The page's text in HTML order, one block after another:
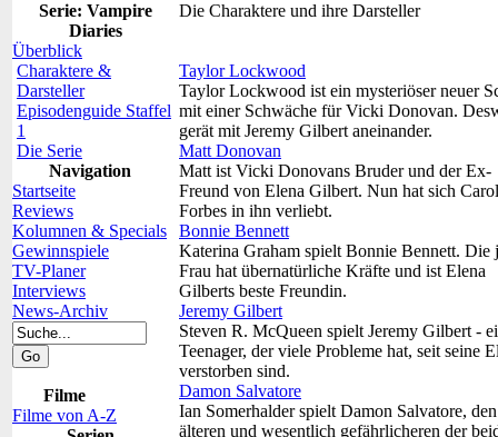
Serie: Vampire
Diaries
Überblick
Charaktere &
Darsteller
Episodenguide Staffel
1
Die Serie
Navigation
Startseite
Reviews
Kolumnen & Specials
Gewinnspiele
TV-Planer
Interviews
News-Archiv
Filme
Filme von A-Z
Die Charaktere und ihre Darsteller
Taylor Lockwood
Taylor Lockwood ist ein mysteriöser neuer
mit einer Schwäche für Vicki Donovan.
gerät mit Jeremy Gilbert aneinander.
Matt Donovan
Matt ist Vicki Donovans Bruder und der Ex-
Freund von Elena Gilbert. Nun hat sich
Forbes in ihn verliebt.
Bonnie Bennett
Katerina Graham spielt Bonnie Bennett. Die
Frau hat übernatürliche Kräfte und ist Elena
Gilberts beste Freundin.
Jeremy Gilbert
Steven R. McQueen spielt Jeremy Gilbert -
Teenager, der viele Probleme hat, seit seine
verstorben sind.
Damon Salvatore
Ian Somerhalder spielt Damon Salvatore, den
älteren und wesentlich gefährlicheren der